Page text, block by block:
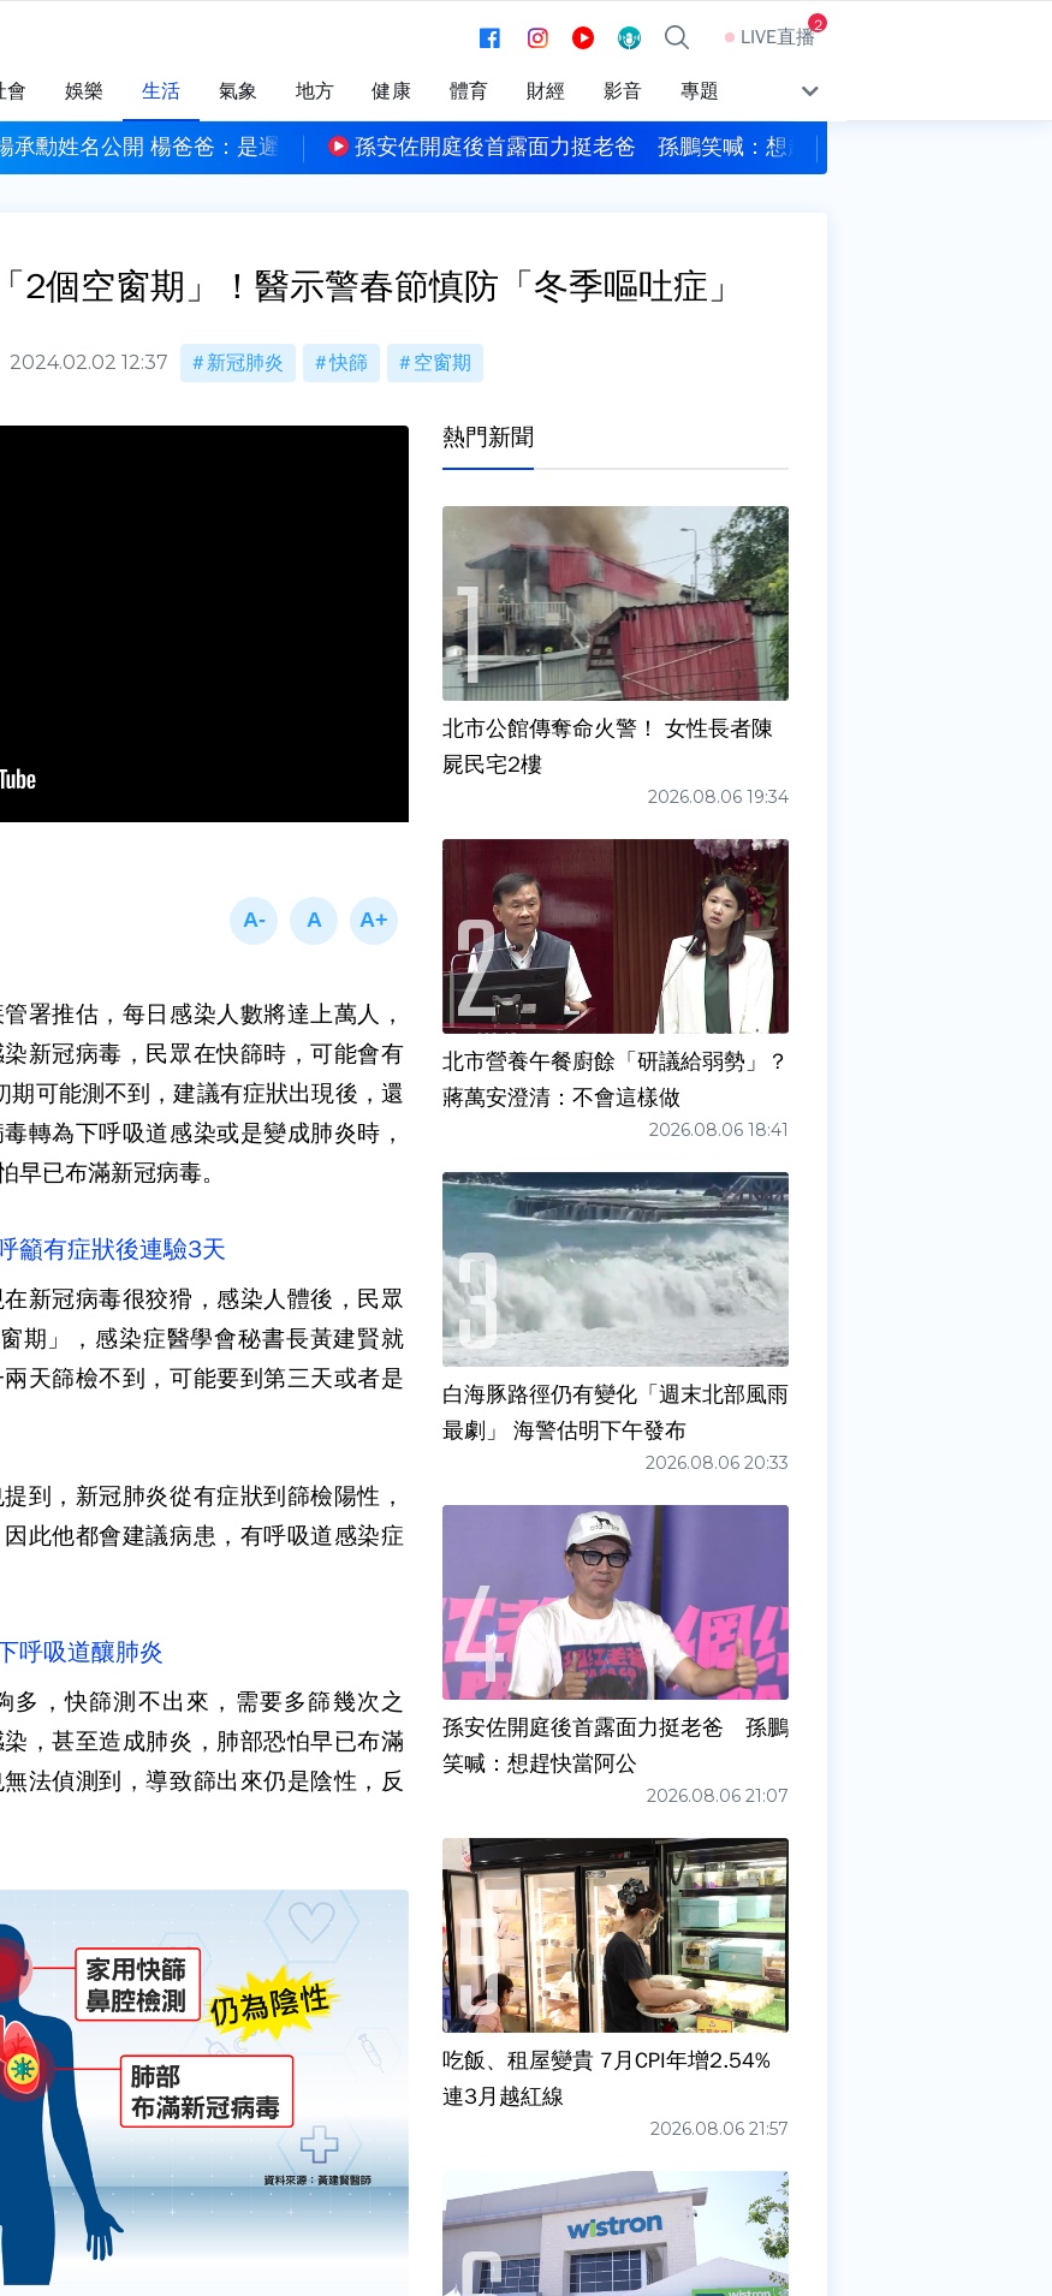
LIVE直播2
會 娛樂 生活 氣象 地方 健康 體育 財經 影音 專題
孫安佐開庭後首露面力挺老爸 孫鵬笑喊：想趕快當阿公遠見‧天下文化創辦人高希均辭世 享耆壽90歲
2個空窗期」！醫示警春節慎防「冬季嘔吐症」
2024.02.02 12:37 新冠肺炎 快篩 空窗期
署推估，每日感染人數將達上萬人，
新冠病毒，民眾在快篩時，可能會有
期可能測不到，建議有症狀出現後，還
轉為下呼吸道感染或是變成肺炎時，
早已布滿新冠病毒。
籲有症狀後連驗3天
新冠病毒很狡猾，感染人體後，民眾
期」，感染症醫學會秘書長黃建賢就
天篩檢不到，可能要到第三天或者是
到，新冠肺炎從有症狀到篩檢陽性，
此他都會建議病患，有呼吸道感染症
呼吸道釀肺炎
多，快篩測不出來，需要多篩幾次之
，甚至造成肺炎，肺部恐怕早已布滿
法偵測到，導致篩出來仍是陰性，反
熱門新聞
北市公館傳奪命火警！ 女性長者陳
屍民宅2樓
2026.08.06 19:34
北市營養午餐廚餘「研議給弱勢」？
蔣萬安澄清：不會這樣做
2026.08.06 18:41
白海豚路徑仍有變化「週末北部風雨
最劇」 海警估明下午發布
2026.08.06 20:33
孫安佐開庭後首露面力挺老爸 孫鵬
笑喊：想趕快當阿公
2026.08.06 21:07
吃飯、租屋變貴 7月CPI年增2.54%
連3月越紅線
2026.08.06 21:57